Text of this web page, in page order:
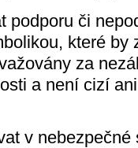
či
které by
za
a není cizí
v nebezpečné